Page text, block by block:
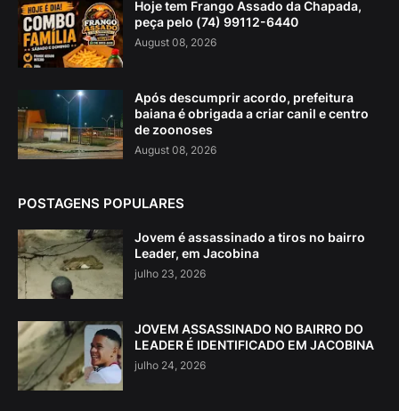
Hoje tem Frango Assado da Chapada,
peça pelo (74) 99112-6440
August 08, 2026
Após descumprir acordo, prefeitura
baiana é obrigada a criar canil e centro
de zoonoses
August 08, 2026
POSTAGENS POPULARES
Jovem é assassinado a tiros no bairro
Leader, em Jacobina
julho 23, 2026
JOVEM ASSASSINADO NO BAIRRO DO
LEADER É IDENTIFICADO EM JACOBINA
julho 24, 2026